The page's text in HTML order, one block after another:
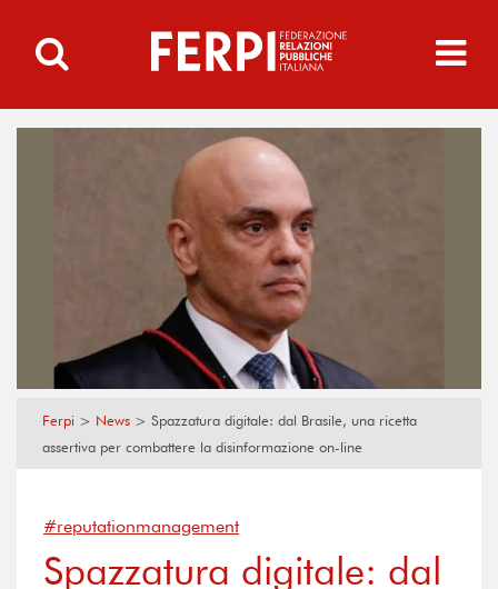
Ferpi > News > Spazzatura digitale: dal Brasile, una ricetta
assertiva per combattere la disinformazione on-line
#reputationmanagement
Spazzatura digitale: dal